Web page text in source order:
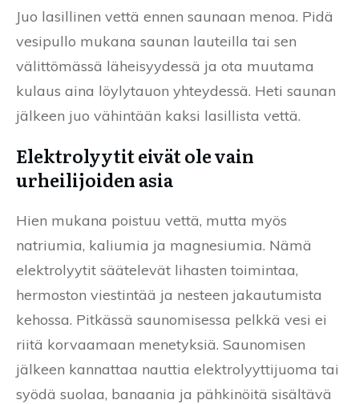
Juo lasillinen vettä ennen saunaan menoa. Pidä
vesipullo mukana saunan lauteilla tai sen
välittömässä läheisyydessä ja ota muutama
kulaus aina löylytauon yhteydessä. Heti saunan
jälkeen juo vähintään kaksi lasillista vettä.
Elektrolyytit eivät ole vain
urheilijoiden asia
Hien mukana poistuu vettä, mutta myös
natriumia, kaliumia ja magnesiumia. Nämä
elektrolyytit säätelevät lihasten toimintaa,
hermoston viestintää ja nesteen jakautumista
kehossa. Pitkässä saunomisessa pelkkä vesi ei
riitä korvaamaan menetyksiä. Saunomisen
jälkeen kannattaa nauttia elektrolyyttijuoma tai
syödä suolaa, banaania ja pähkinöitä sisältävä